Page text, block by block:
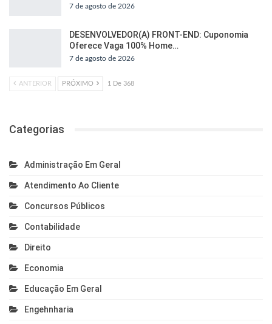
7 de agosto de 2026
DESENVOLVEDOR(A) FRONT-END: Cuponomia
Oferece Vaga 100% Home…
7 de agosto de 2026
ANTERIOR PRÓXIMO 1 De 368
Categorias
Administração Em Geral
Atendimento Ao Cliente
Concursos Públicos
Contabilidade
Direito
Economia
Educação Em Geral
Engehnharia